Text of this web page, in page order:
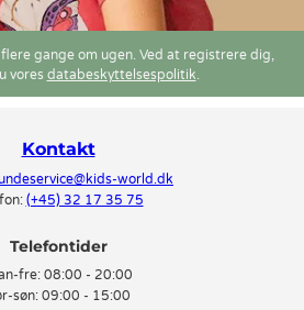
gange om ugen. Ved at registrere dig,
vores databeskyttelsespolitik.
Kontakt
world.dk
(+45) 32 17 35 75
Telefontider
fre: 08:00 - 20:00
søn: 09:00 - 15:00